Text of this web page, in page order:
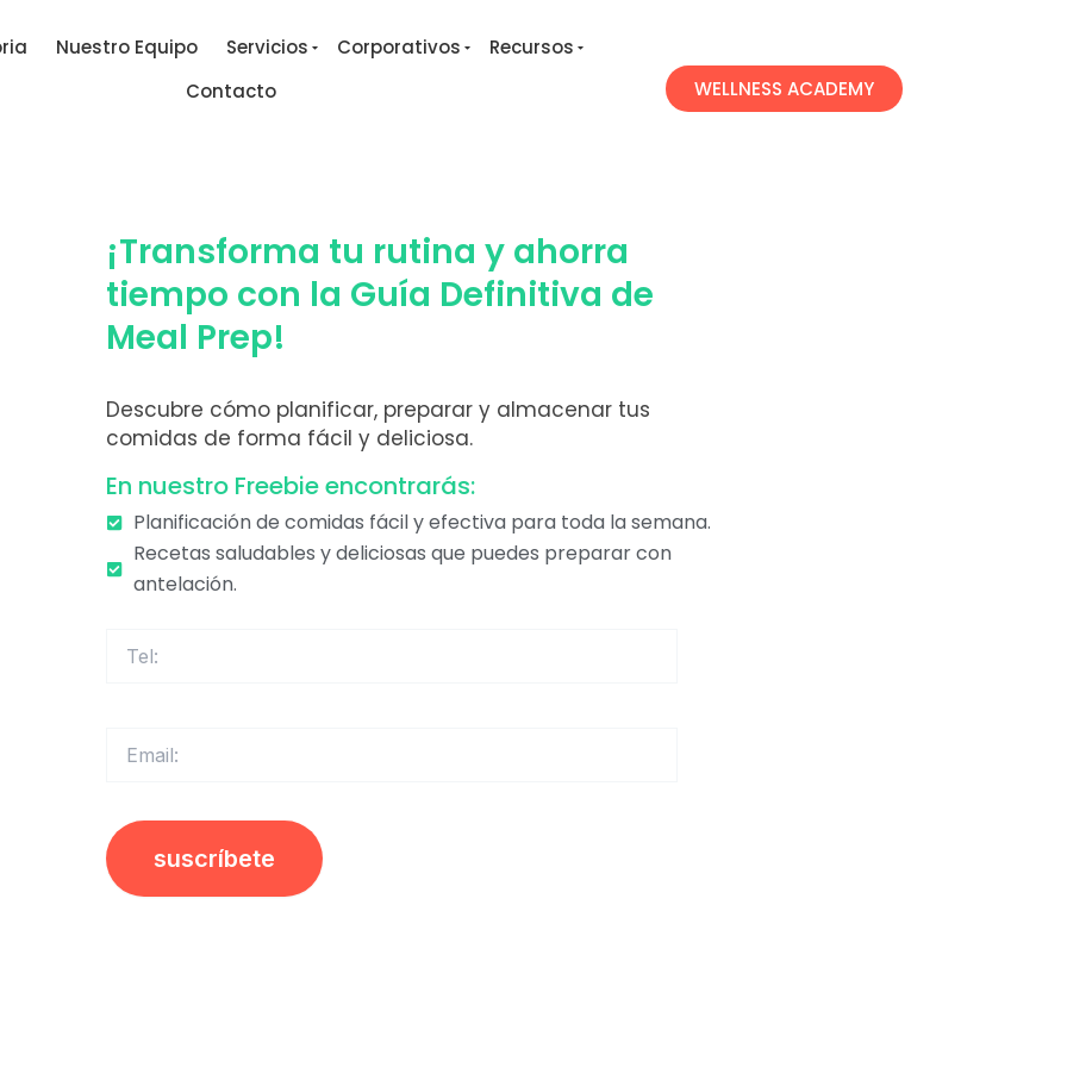
Nuestro Equipo Servicios Corporativos
Recursos
Contacto
WELLNESS ACADEMY
¡Transforma tu rutina y ahorra
tiempo con la Guía Definitiva de
Meal Prep!
Descubre cómo planificar, preparar y almacenar tus
comidas de forma fácil y deliciosa.
En nuestro Freebie encontrarás:
Planificación de comidas fácil y efectiva para toda la semana.
Recetas saludables y deliciosas que puedes preparar con
antelación.